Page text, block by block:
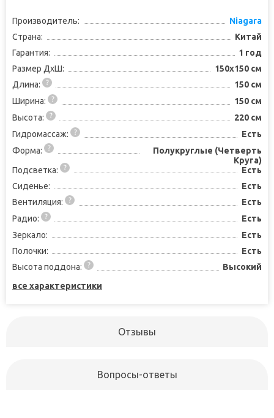
Производитель:
Niagara
Страна:
Китай
Гарантия:
1 год
Размер ДхШ:
150x150 см
Длина:
150 см
Ширина:
150 см
Высота:
220 см
Гидромассаж:
Есть
Форма:
Полукруглые (Четверть
Круга)
Подсветка:
Есть
Сиденье:
Есть
Вентиляция:
Есть
Радио:
Есть
Зеркало:
Есть
Полочки:
Есть
Высота поддона:
Высокий
все характеристики
Отзывы
Вопросы-ответы